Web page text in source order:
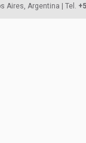
Aires, Argentina | Tel.